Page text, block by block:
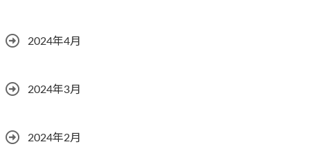
2024年4月
2024年3月
2024年2月